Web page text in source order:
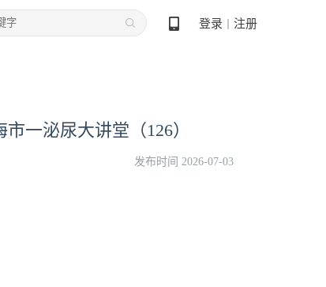
登录 注册
一泌尿大讲堂（126）
发布时间 2026-07-03